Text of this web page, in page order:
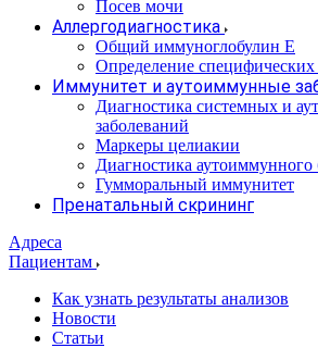
Посев мочи
Аллергодиагностика
Общий иммуноглобулин Е
Определение специфических
Иммунитет и аутоиммунные
Диагностика системных и
заболеваний
Маркеры целиакии
Диагностика аутоиммунного
Гумморальный иммунитет
Пренатальный скрининг
Адреса
Пациентам
Как узнать результаты анализов
Новости
Статьи